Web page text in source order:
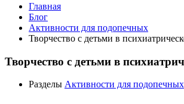
Главная
Блог
Активности для подопечных
Творчество с детьми в
Творчество с детьми в
Разделы Активности для подопечных